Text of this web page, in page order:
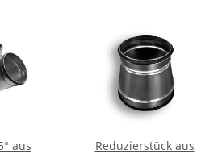
aus
Reduzierstück aus